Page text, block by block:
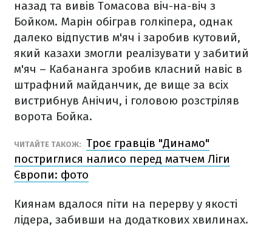
назад та вивів Томасова віч-на-віч з
Бойком. Марін обіграв голкіпера, однак
далеко відпустив м'яч і заробив кутовий,
який казахи змогли реалізувати у забитий
м'яч – Кабананга зробив класний навіс в
штрафний майданчик, де вище за всіх
вистрибнув Анічич, і головою розстріляв
ворота Бойка.
ЧИТАЙТЕ ТАКОЖ: Троє гравців "Динамо"
постриглися налисо перед матчем Ліги
Європи: фото
Киянам вдалося піти на перерву у якості
лідера, забивши на додаткових хвилинах.